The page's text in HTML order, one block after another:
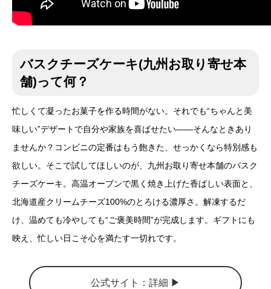
バスクチーズケーキ(九州お取り寄せ本
舗)って何？
忙しくて凝ったお菓子を作る時間がない。それでも“ちゃんと美
味しい”デザートで自分や家族を喜ばせたい——そんなときあり
ませんか？コンビニの定番はもう飽きた、せっかくなら特別感も
欲しい。そこで試してほしいのが、九州お取り寄せ本舗のバスク
チーズケーキ。高温オーブンで黒く焼き上げた香ばしい表面と、
北海道産クリームチーズ100%のとろける濃厚さ。解凍するだ
け、温めても冷やしても“ご褒美時間”が完成します。ギフトにも
映え、忙しい日こそ心を満たす一切れです。
公式サイト：詳細 ▶︎